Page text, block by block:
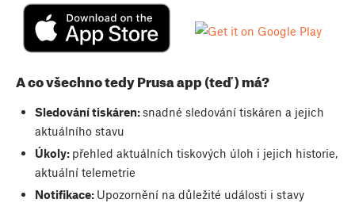
A co všechno tedy Prusa app (teď) má?
Sledování tiskáren:snadné sledování tiskáren a jejich
aktuálního stavu
Úkoly: přehled aktuálních tiskových úloh i jejich historie,
aktuální telemetrie
Notifikace: Upozornění na důležité události i stavy